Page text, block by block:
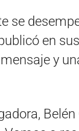
se
en
y
Belén